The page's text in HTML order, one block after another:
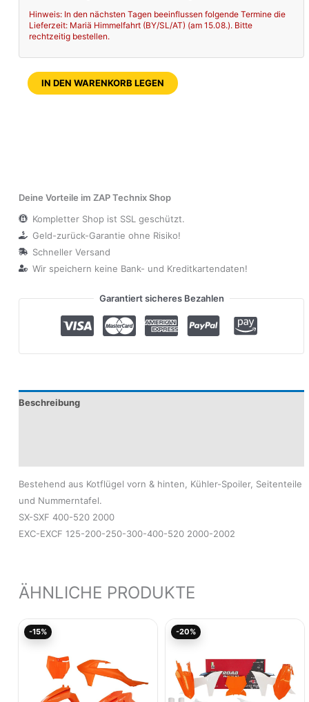
Hinweis: In den nächsten Tagen beeinflussen folgende Termine die
Lieferzeit: Mariä Himmelfahrt (BY/SL/AT) (am 15.08.). Bitte
rechtzeitig bestellen.
IN DEN WARENKORB LEGEN
Deine Vorteile im ZAP Technix Shop
Kompletter Shop ist SSL geschützt.
Geld-zurück-Garantie ohne Risiko!
Schneller Versand
Wir speichern keine Bank- und Kreditkartendaten!
Garantiert sicheres Bezahlen
Beschreibung
Bestehend aus Kotflügel vorn & hinten, Kühler-Spoiler, Seitenteile
und Nummerntafel.
SX-SXF 400-520 2000
EXC-EXCF 125-200-250-300-400-520 2000-2002
ÄHNLICHE PRODUKTE
-15%
Aktueller
-20%